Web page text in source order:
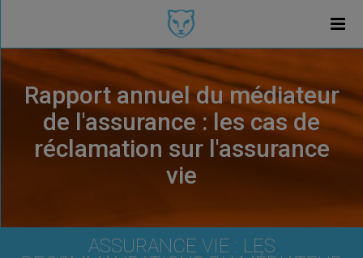
Rapport annuel du médiateur
de l'assurance : les cas de
réclamation sur l'assurance
vie
ASSURANCE VIE : LES